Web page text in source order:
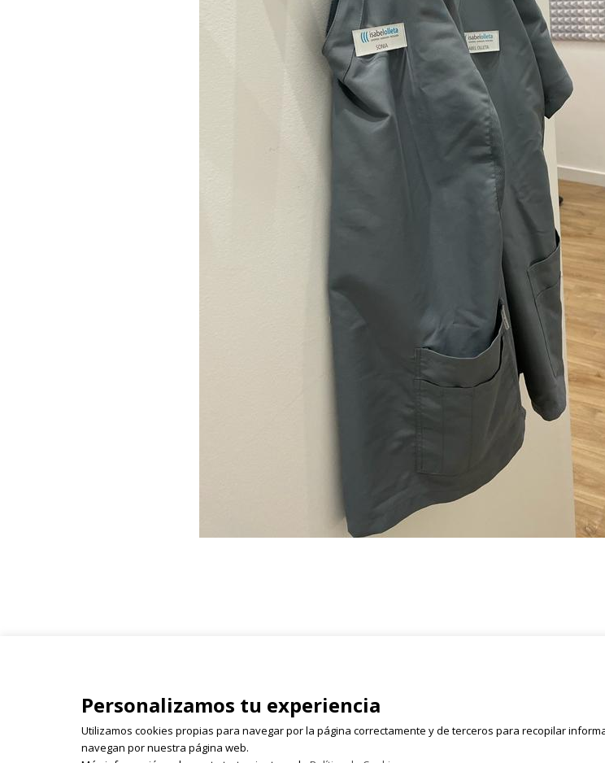
26003 Logroño
941 243 855 | 618 522 655 | 628 054 050
isabelolleta@centroisabelolleta.com
Personalizamos tu experiencia
Utilizamos cookies propias para navegar por la página correctamente y de terceros para recopilar
navegan por nuestra página web.